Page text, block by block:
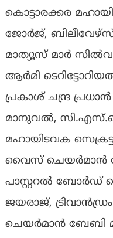
കൊട്ടാരക്കര
ജോര്‍ജ്,
മാത്യൂസ് മാര്‍
ആര്‍മി
പ്രകാശ് ചന്ദ്ര
മാനുവല്‍,
മഹായിടവക
വൈസ് ചെയര്‍മാന്‍
പാസ്റ്ററല്‍ ബോര്‍ഡ്
ജയരാജ്, ട്രിവാന്‍ഡ്രം
ചെയര്‍മാന്‍ ബേബി